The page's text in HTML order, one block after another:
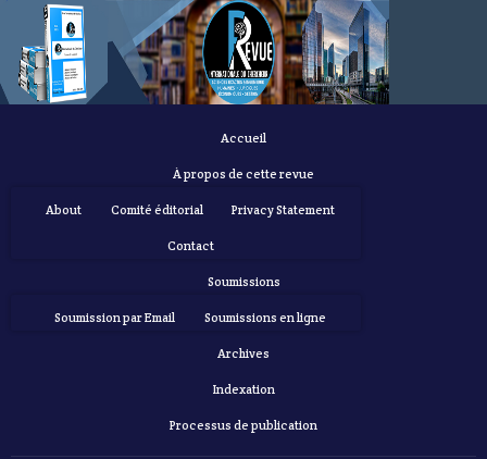
Accueil
À propos de cette revue
About Comité éditorial Privacy Statement
Contact
Soumissions
Soumission par Email Soumissions en ligne
Archives
Indexation
Processus de publication